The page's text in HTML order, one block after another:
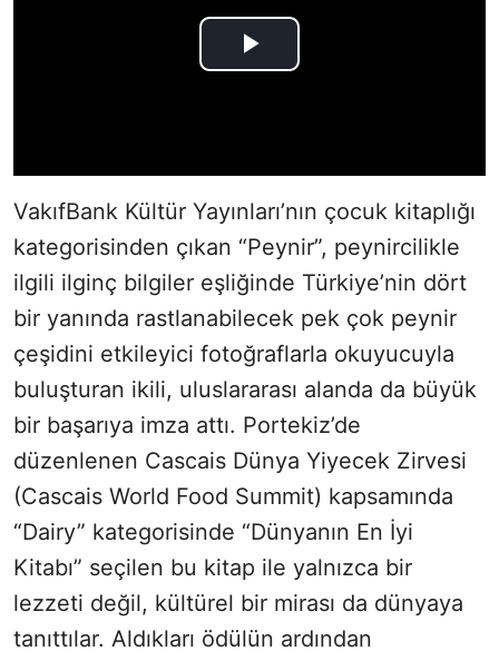
VakıfBank Kültür Yayınları’nın çocuk kitaplığı
kategorisinden çıkan “Peynir”, peynircilikle
ilgili ilginç bilgiler eşliğinde Türkiye’nin dört
bir yanında rastlanabilecek pek çok peynir
çeşidini etkileyici fotoğraflarla okuyucuyla
buluşturan ikili, uluslararası alanda da büyük
bir başarıya imza attı. Portekiz’de
düzenlenen Cascais Dünya Yiyecek Zirvesi
(Cascais World Food Summit) kapsamında
“Dairy” kategorisinde “Dünyanın En İyi
Kitabı” seçilen bu kitap ile yalnızca bir
lezzeti değil, kültürel bir mirası da dünyaya
tanıttılar. Aldıkları ödülün ardından